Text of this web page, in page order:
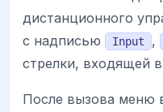
дистанционного
с надписью
Input ,
стрелки, входящей в
После вызова меню